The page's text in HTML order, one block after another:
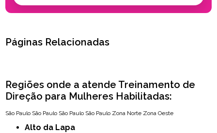
Páginas Relacionadas
Regiões onde a atende Treinamento de
Direção para Mulheres Habilitadas:
São Paulo São Paulo São Paulo São Paulo Zona Norte Zona Oeste
Alto da Lapa